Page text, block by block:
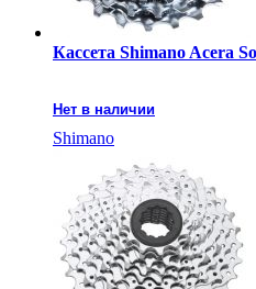
Кассета Shimano Acera
Нет в наличии
Shimano